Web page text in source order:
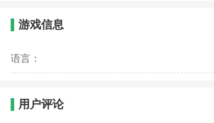
游戏信息
语言：
用户评论